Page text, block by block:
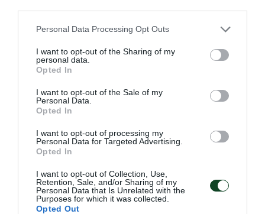
Please note that this website/app uses one or more Google
not limited to your visit or usage behaviour. You may click to
grant or deny consent to Google and its third-party tags to
use your data for below specified purposes in below Google
consent section.
Personal Data Processing Opt Outs
I want to opt-out of the Sharing of my
personal data.
Opted In
I want to opt-out of the Sale of my
Personal Data.
Opted In
I want to opt-out of processing my
Personal Data for Targeted Advertising.
Opted In
I want to opt-out of Collection, Use,
Retention, Sale, and/or Sharing of my
Personal Data that Is Unrelated with the
Purposes for which it was collected.
Opted Out
Πρώτος και στα μετάλλια ο
Παναθηναϊκός!
Ο πρωταθλητής Ελλάδας στους άνδρες και δευτεραθλητής
σύλλογος της χώρας στον ανοικτό στίβο, στον άτυπο πίνακα
με τα κερδισμένα μετάλλια!
27.07.2026 ΣΤΙΒΟΣ
ΤΕΛΕΥΤΑΙΑ ΝΕΑ